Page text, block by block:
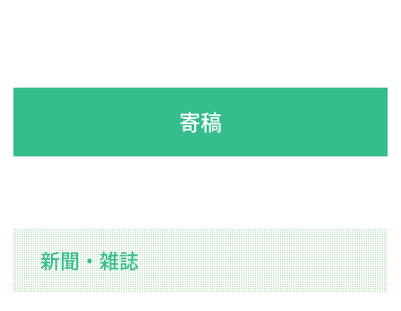
寄稿
新聞・雑誌